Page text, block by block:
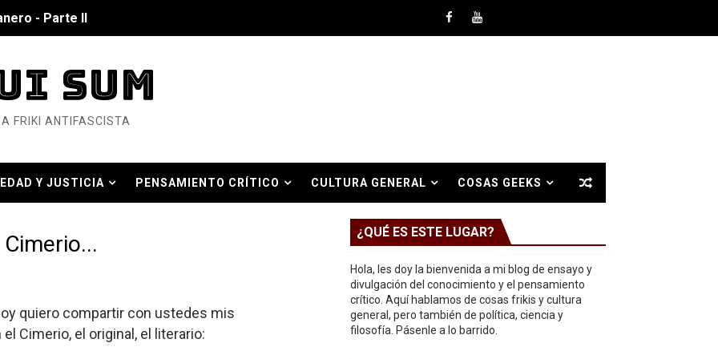
- Parte II
de Hierro
Dos mil tíjiri cinco
eléctricas?
(DOS)
(UNO)
SUM
FRIKI ANTIFASCISTA
Y JUSTICIA PENSAMIENTO CRÍTICO CULTURA GENERAL COSAS GEEKS
quiero compartir con ustedes mis
Cimerio, el original, el literario:
¿QUÉ ES ESTE LUGAR?
Hola, les doy la bienvenida a mi blog de ensayo y
divulgación del conocimiento y el pensamiento
crítico. Aquí hablamos de cosas frikis y cultura
general, pero también de política, ciencia y
filosofía. Pásenle a lo barrido.